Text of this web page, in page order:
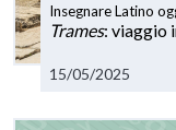
Trames: viaggio
15/05/2025